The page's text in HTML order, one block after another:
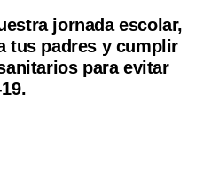
jornada escolar,
tus padres y cumplir
para evitar